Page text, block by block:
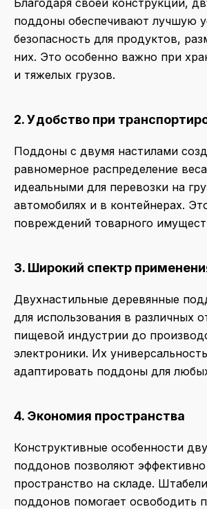
Благодаря своей конструкции,
поддоны обеспечивают лучшую
безопасность для продуктов,
них. Это особенно важно при
и тяжелых грузов.
2. Удобство при
Поддоны с двумя настилами
равномерное распределение
идеальными для перевозки на
автомобилях и в контейнерах.
повреждений товарного
3. Широкий спектр
Двухнастильные деревянные
для использования в различных
пищевой индустрии до
электроники. Их
адаптировать поддоны для
4. Экономия пространства
Конструктивные особенности
поддонов позволяют эффективно
пространство на складе.
поддонов помогает освободить